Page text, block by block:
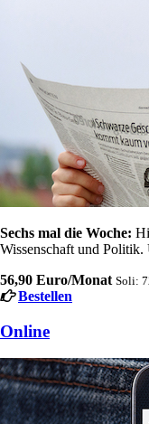
Sechs mal die Woche:
Wissenschaft und Politik.
56,90 Euro/Monat Soli:
Bestellen
Online